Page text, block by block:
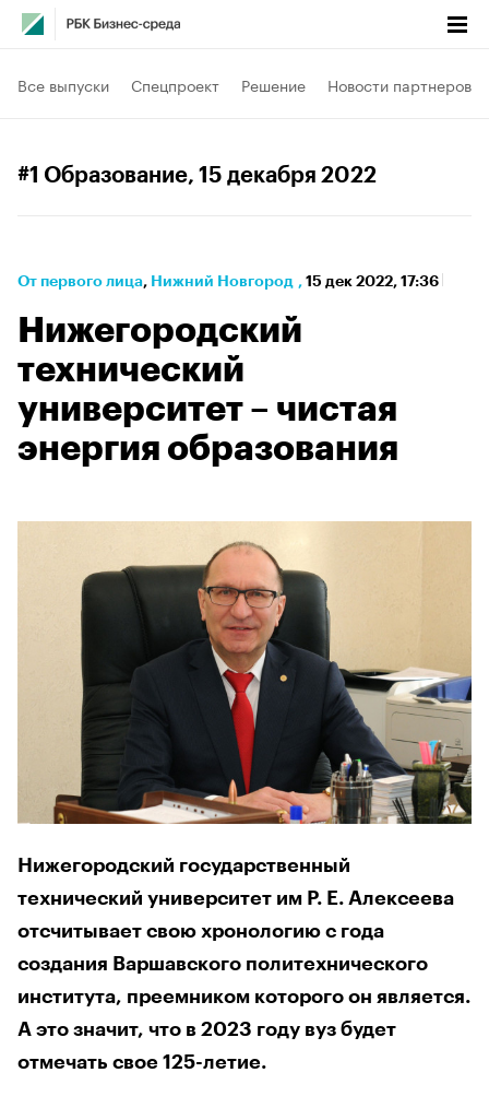
Все выпуски Спецпроект Решение Новости партнеров
#1 Образование, 15 декабря 2022
От первого лица⁠, Нижний Новгород , 15 дек 2022, 17:36
Нижегородский
технический
университет – чистая
энергия образования
Нижегородский государственный
технический университет им Р. Е. Алексеева
отсчитывает свою хронологию с года
создания Варшавского политехнического
института, преемником которого он является.
А это значит, что в 2023 году вуз будет
отмечать свое 125-летие.